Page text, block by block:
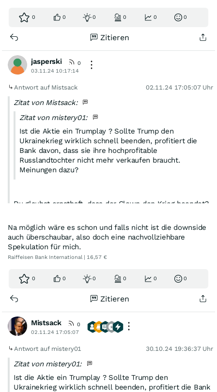
0 0 0 0 0 0
Zitieren
jasperski
0
03.11.24 10:17:14
Antwort auf Mistsack 02.11.24 17:05:07 Uhr
Zitat von Mistsack:
Zitat von mistery01:
Ist die Aktie ein Trumplay ? Sollte Trump den
Ukrainekrieg wirklich schnell beenden, profitiert die
Bank davon, dass sie ihre hochprofitable
Russlandtochter nicht mehr verkaufen braucht.
Meinungen dazu?
Du glaubst ernsthaft, dass der Clown den Krieg beendet?
Na möglich wäre es schon und falls nicht ist die downside
auch überschaubar, also doch eine nachvollziehbare
Spekulation für mich.
Raiffeisen Bank International | 16,57 €
0 0 0 0 0 0
Zitieren
Mistsack
0
02.11.24 17:05:07
Antwort auf mistery01 30.10.24 19:36:37 Uhr
Zitat von mistery01:
Ist die Aktie ein Trumplay ? Sollte Trump den
Ukrainekrieg wirklich schnell beenden, profitiert die Bank